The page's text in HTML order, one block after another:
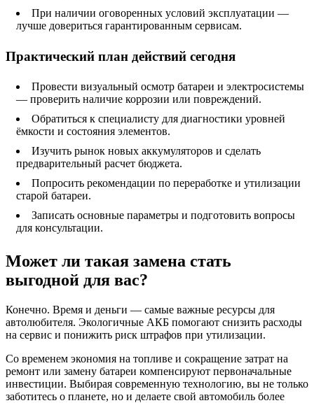
При наличии оговоренных условий эксплуатации —
лучше довериться гарантированным сервисам.
Практический план действий сегодня
Провести визуальный осмотр батареи и электросистемы
— проверить наличие коррозии или повреждений.
Обратиться к специалисту для диагностики уровней
ёмкости и состояния элементов.
Изучить рынок новых аккумуляторов и сделать
предварительный расчет бюджета.
Попросить рекомендации по переработке и утилизации
старой батареи.
Записать основные параметры и подготовить вопросы
для консультации.
Может ли такая замена стать
выгодной для вас?
Конечно. Время и деньги — самые важные ресурсы для
автолюбителя. Экологичные АКБ помогают снизить расходы
на сервис и понижить риск штрафов при утилизации.
Со временем экономия на топливе и сокращение затрат на
ремонт или замену батареи компенсируют первоначальные
инвестиции. Выбирая современную технологию, вы не только
заботитесь о планете, но и делаете свой автомобиль более